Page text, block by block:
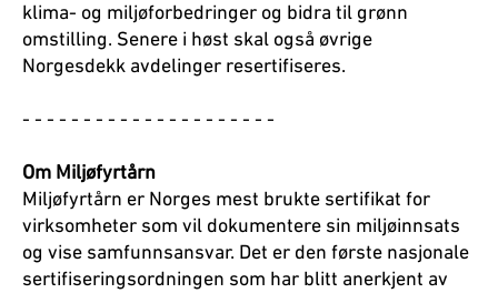
klima- og miljøforbedringer og bidra til grønn
omstilling. Senere i høst skal også øvrige
Norgesdekk avdelinger resertifiseres.
- - - - - - - - - - - - - - - - - - - - -
Om Miljøfyrtårn
Miljøfyrtårn er Norges mest brukte sertifikat for
virksomheter som vil dokumentere sin miljøinnsats
og vise samfunnsansvar. Det er den første nasjonale
sertifiseringsordningen som har blitt anerkjent av